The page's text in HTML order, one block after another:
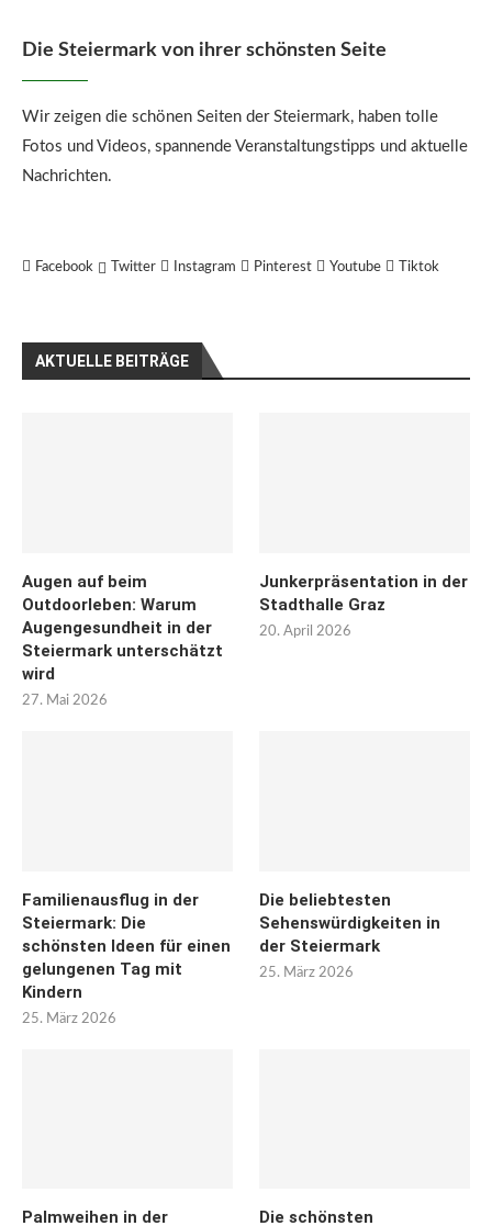
Die Steiermark von ihrer schönsten Seite
Wir zeigen die schönen Seiten der Steiermark, haben tolle
Fotos und Videos, spannende Veranstaltungstipps und aktuelle
Nachrichten.
Facebook Twitter Instagram Pinterest Youtube Tiktok
AKTUELLE BEITRÄGE
Augen auf beim
Outdoorleben: Warum
Augengesundheit in der
Steiermark unterschätzt
wird
27. Mai 2026
Junkerpräsentation in der
Stadthalle Graz
20. April 2026
Familienausflug in der
Steiermark: Die
schönsten Ideen für einen
gelungenen Tag mit
Kindern
25. März 2026
Die beliebtesten
Sehenswürdigkeiten in
der Steiermark
25. März 2026
Palmweihen in der Die schönsten